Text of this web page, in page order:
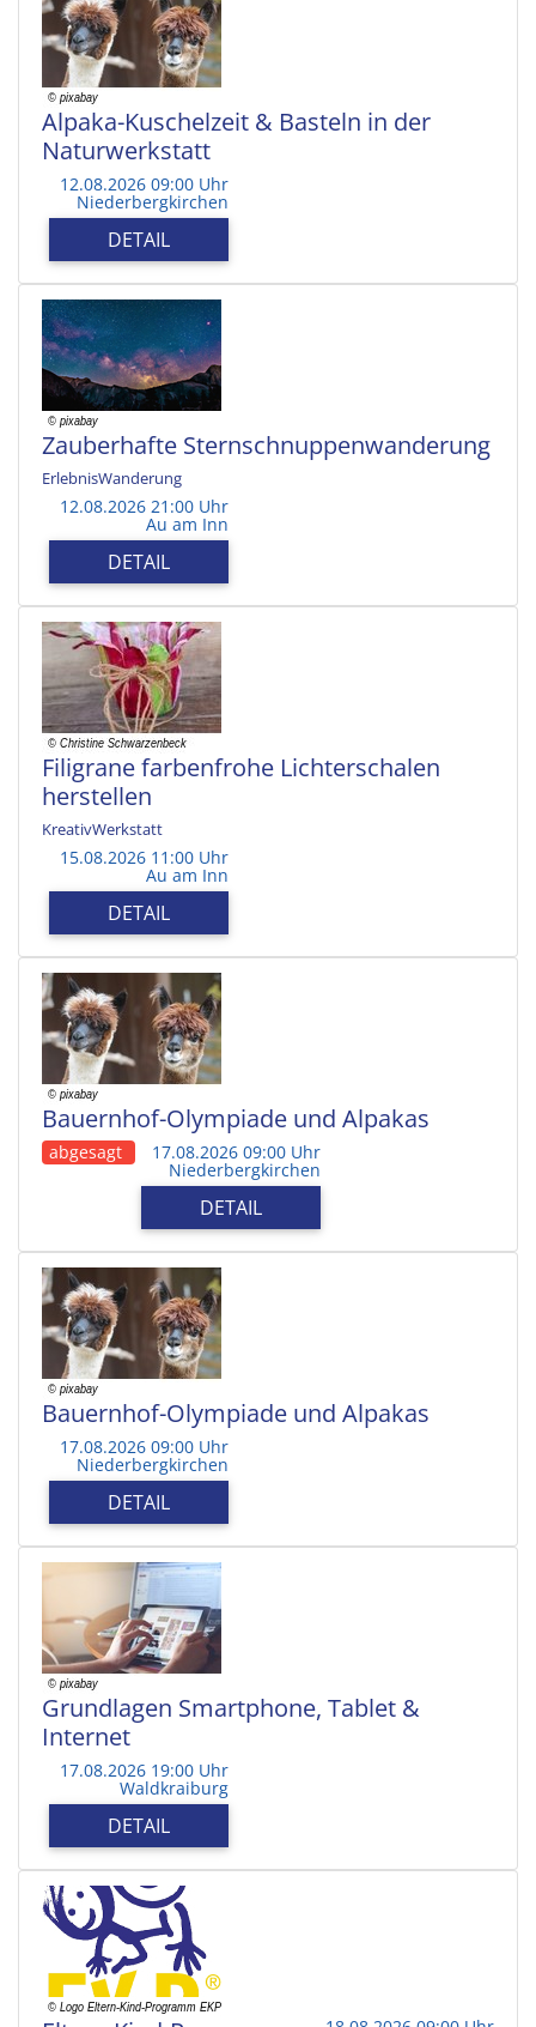
Alpaka-Kuschelzeit & Basteln in der
Naturwerkstatt
12.08.2026 09:00 Uhr
Niederbergkirchen
DETAIL
Zauberhafte Sternschnuppenwanderung
ErlebnisWanderung
12.08.2026 21:00 Uhr
Au am Inn
DETAIL
Filigrane farbenfrohe Lichterschalen
herstellen
KreativWerkstatt
15.08.2026 11:00 Uhr
Au am Inn
DETAIL
Bauernhof-Olympiade und Alpakas
abgesagt 17.08.2026 09:00 Uhr
Niederbergkirchen
DETAIL
Bauernhof-Olympiade und Alpakas
17.08.2026 09:00 Uhr
Niederbergkirchen
DETAIL
Grundlagen Smartphone, Tablet &
Internet
17.08.2026 19:00 Uhr
Waldkraiburg
DETAIL